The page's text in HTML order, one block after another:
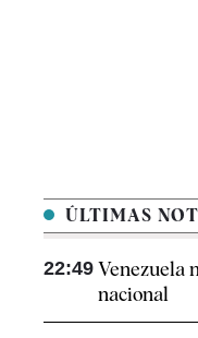
ÚLTIMAS
22:49 Venezuela
nacional